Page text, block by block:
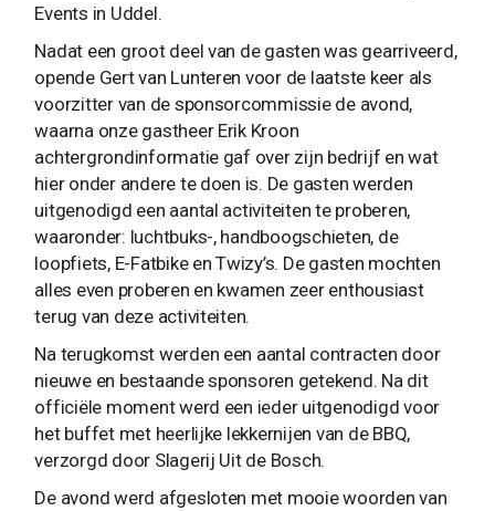
Events in Uddel.
Nadat een groot deel van de gasten was gearriveerd,
opende Gert van Lunteren voor de laatste keer als
voorzitter van de sponsorcommissie de avond,
waarna onze gastheer Erik Kroon
achtergrondinformatie gaf over zijn bedrijf en wat
hier onder andere te doen is. De gasten werden
uitgenodigd een aantal activiteiten te proberen,
waaronder: luchtbuks-, handboogschieten, de
loopfiets, E-Fatbike en Twizy’s. De gasten mochten
alles even proberen en kwamen zeer enthousiast
terug van deze activiteiten.
Na terugkomst werden een aantal contracten door
nieuwe en bestaande sponsoren getekend. Na dit
officiële moment werd een ieder uitgenodigd voor
het buffet met heerlijke lekkernijen van de BBQ,
verzorgd door Slagerij Uit de Bosch.
De avond werd afgesloten met mooie woorden van